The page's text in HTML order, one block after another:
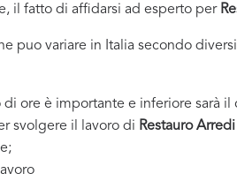
il fatto di affidarsi ad esperto per
puo variare in Italia secondo
ore è importante e inferiore sarà il
svolgere il lavoro di Restauro